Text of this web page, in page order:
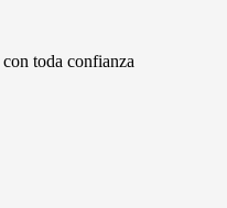
toda confianza